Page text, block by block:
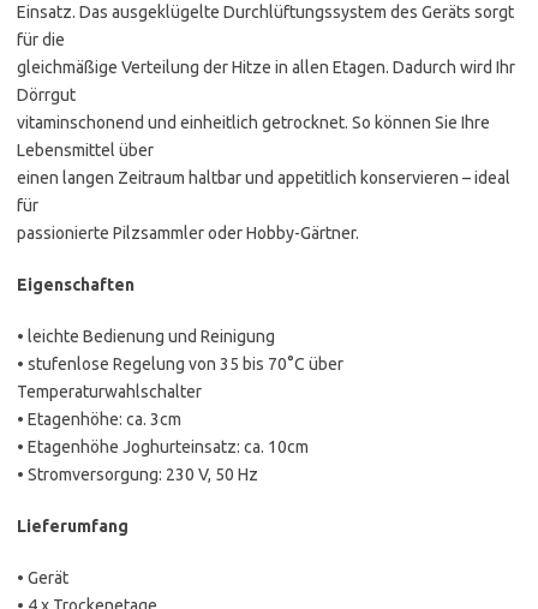
Einsatz. Das ausgeklügelte Durchlüftungssystem des Geräts sorgt
für die
gleichmäßige Verteilung der Hitze in allen Etagen. Dadurch wird Ihr
Dörrgut
vitaminschonend und einheitlich getrocknet. So können Sie Ihre
Lebensmittel über
einen langen Zeitraum haltbar und appetitlich konservieren – ideal
für
passionierte Pilzsammler oder Hobby-Gärtner.
Eigenschaften
• leichte Bedienung und Reinigung
• stufenlose Regelung von 35 bis 70°C über
Temperaturwahlschalter
• Etagenhöhe: ca. 3cm
• Etagenhöhe Joghurteinsatz: ca. 10cm
• Stromversorgung: 230 V, 50 Hz
Lieferumfang
• Gerät